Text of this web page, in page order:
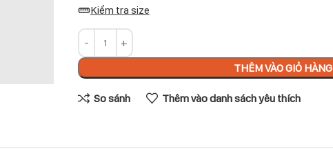
Kiểm tra size
THÊM VÀO GIỎ HÀNG
So sánh Thêm vào danh sách yêu thích